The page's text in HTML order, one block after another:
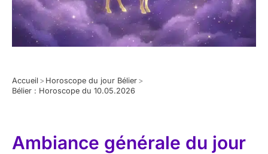
Accueil > Horoscope du jour Bélier >
Bélier : Horoscope du 10.05.2026
Ambiance générale du jour